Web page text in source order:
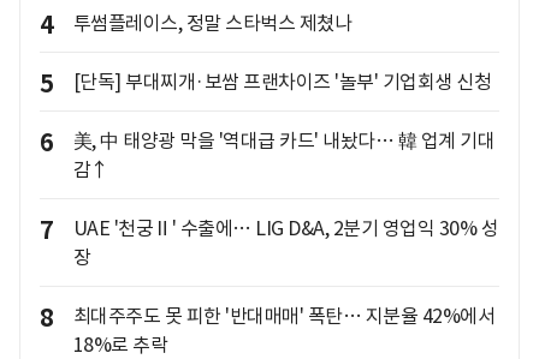
4 투썸플레이스, 정말 스타벅스 제쳤나
5 [단독] 부대찌개·보쌈 프랜차이즈 '놀부' 기업회생 신청
6
美, 中 태양광 막을 '역대급 카드' 내놨다… 韓 업계 기대
감↑
7
UAE '천궁Ⅱ' 수출에… LIG D&A, 2분기 영업익 30% 성
장
8
최대주주도 못 피한 '반대매매' 폭탄… 지분율 42%에서
18%로 추락